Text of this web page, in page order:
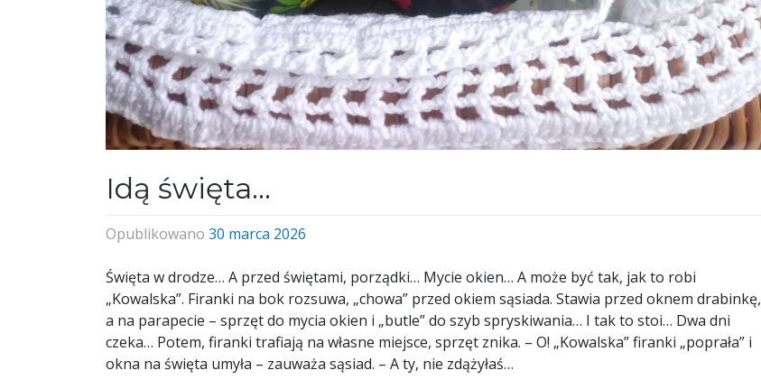
Idą święta…
Opublikowano 30 marca 2026
Święta w drodze… A przed świętami, porządki… Mycie okien… A może być tak, jak to robi
„Kowalska”. Firanki na bok rozsuwa, „chowa” przed okiem sąsiada. Stawia przed oknem drabinkę,
a na parapecie – sprzęt do mycia okien i „butle” do szyb spryskiwania… I tak to stoi… Dwa dni
czeka… Potem, firanki trafiają na własne miejsce, sprzęt znika. – O! „Kowalska” firanki „poprała” i
okna na święta umyła – zauważa sąsiad. – A ty, nie zdążyłaś…